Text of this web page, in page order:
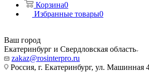
Корзина0
Избранные товары0
Ваш город
Екатеринбург и Свердловская область
zakaz@rosinterpro.ru
Россия, г. Екатеринбург, ул.